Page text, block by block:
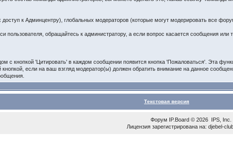
к Админцентру), глобальных модераторов (которые могут модерировать все
пользователя, обращайтесь к администратору, а если вопрос касается сообщения
с кнопкой 'Цитировать' в каждом сообщении появится кнопка 'Пожаловаться'. Эта
если на ваш взгляд модератор(ы) должен обратить внимание на данное
Текстовая версия
Форум IP.Board © 2026 IPS, Inc
Лицензия зарегистрирована на: djebel-